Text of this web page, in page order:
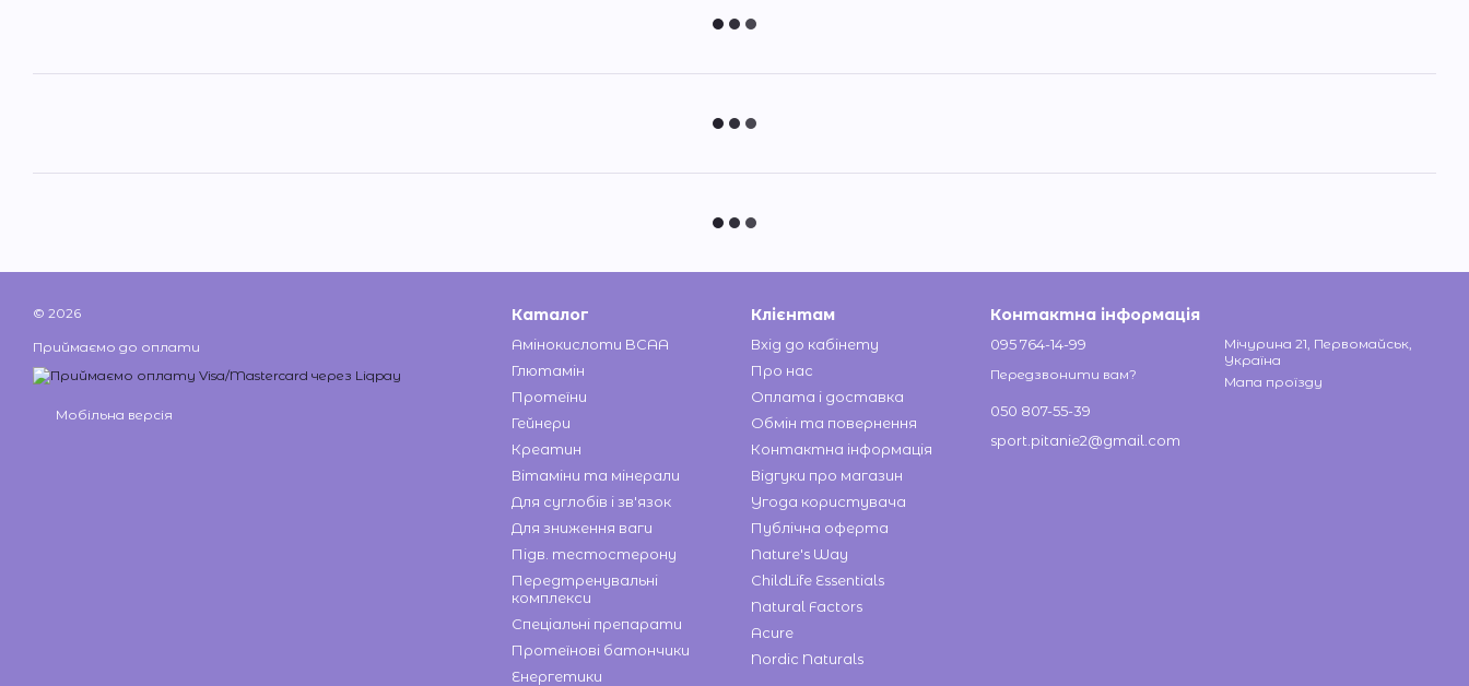
© 2026
Приймаємо до оплати
Мобільна версія
Каталог
Амінокислоти BCAA
Глютамін
Протеїни
Гейнери
Креатин
Вітаміни та мінерали
Для суглобів і зв'язок
Для зниження ваги
Підв. тестостерону
Передтренувальні
комплекси
Спеціальні препарати
Протеїнові батончики
Енергетики
Клієнтам
Вхід до кабінету
Про нас
Оплата і доставка
Обмін та повернення
Контактна інформація
Відгуки про магазин
Угода користувача
Публічна оферта
Nature's Way
ChildLife Essentials
Natural Factors
Acure
Nordic Naturals
Контактна інформація
095 764-14-99
Передзвонити вам?
050 807-55-39
sport.pitanie2@gmail.com
Мічурина 21, Первомайськ,
Україна
Мапа проїзду